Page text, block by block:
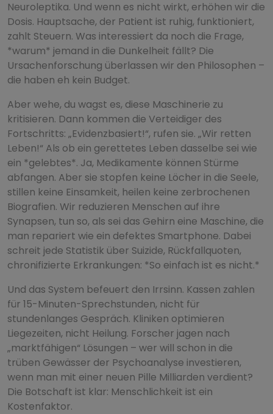
Neuroleptika. Und wenn es nicht wirkt, erhöhen wir die
Dosis. Hauptsache, der Patient ist ruhig, funktioniert,
zahlt Steuern. Was interessiert da noch die Frage,
*warum* jemand in die Dunkelheit fällt? Die
Ursachenforschung überlassen wir den Philosophen –
die haben eh kein Budget.
Aber wehe, du wagst es, diese Maschinerie zu
kritisieren. Dann kommen die Verteidiger des
Fortschritts: „Evidenzbasiert!“, rufen sie. „Wir retten
Leben!“ Als ob ein gerettetes Leben dasselbe sei wie
ein *gelebtes*. Ja, Medikamente können Stürme
abfangen. Aber sie stopfen keine Löcher in die Seele,
stillen keine Einsamkeit, heilen keine zerbrochenen
Biografien. Wir reduzieren Menschen auf ihre
Synapsen, tun so, als sei das Gehirn eine Maschine, die
man repariert wie ein defektes Smartphone. Dabei
schreit jede Statistik über Suizide, Rückfallquoten,
chronifizierte Erkrankungen: *So einfach ist es nicht.*
Und das System befeuert den Irrsinn. Kassen zahlen
für 15-Minuten-Sprechstunden, nicht für
stundenlanges Gespräch. Kliniken optimieren
Liegezeiten, nicht Heilung. Forscher jagen nach
„marktfähigen“ Lösungen – wer will schon in die
trüben Gewässer der Psychoanalyse investieren,
wenn man mit einer neuen Pille Milliarden verdient?
Die Botschaft ist klar: Menschlichkeit ist ein
Kostenfaktor.